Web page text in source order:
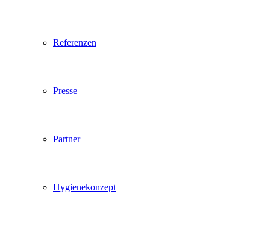
Referenzen
Presse
Partner
Hygienekonzept